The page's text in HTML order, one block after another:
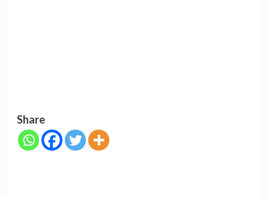
Share